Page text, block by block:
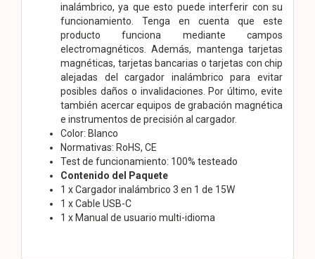
inalámbrico, ya que esto puede interferir con su
funcionamiento. Tenga en cuenta que este
producto funciona mediante campos
electromagnéticos. Además, mantenga tarjetas
magnéticas, tarjetas bancarias o tarjetas con chip
alejadas del cargador inalámbrico para evitar
posibles daños o invalidaciones. Por último, evite
también acercar equipos de grabación magnética
e instrumentos de precisión al cargador.
Color: Blanco
Normativas: RoHS, CE
Test de funcionamiento: 100% testeado
Contenido del Paquete
1 x Cargador inalámbrico 3 en 1 de 15W
1 x Cable USB-C
1 x Manual de usuario multi-idioma